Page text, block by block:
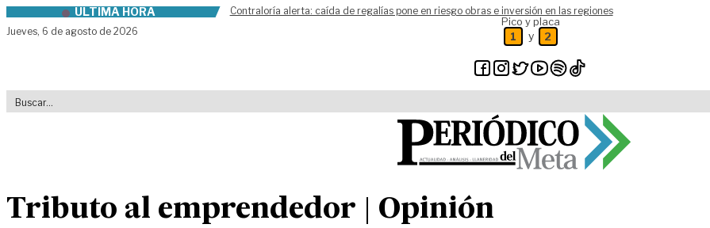
Skip to contentÚLTIMA HORA
Contraloría alerta: caída de regalías pone en riesgo obras e inversión en las regiones
Jueves, 6 de agosto de 2026
Pico y placa
1 y 2
Tributo al emprendedor | Opinión